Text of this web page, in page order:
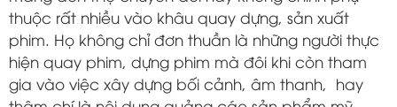
thuộc rất nhiều vào khâu quay dựng, sản xuất
phim. Họ không chỉ đơn thuần là những người thực
hiện quay phim, dựng phim mà đôi khi còn tham
gia vào việc xây dựng bối cảnh, âm thanh, hay